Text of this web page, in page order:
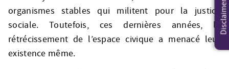
organismes stables qui militent pour la justice
sociale. Toutefois, ces dernières années, le
rétrécissement de l’espace civique a menacé leur
existence même.
Disclaimer